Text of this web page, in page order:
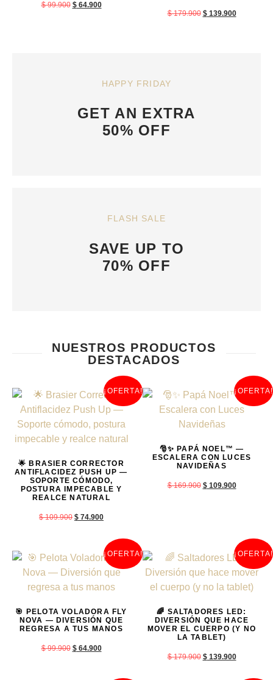
$99.900 $64.900
$179.900 $139.900
HAPPY FRIDAY
GET AN EXTRA
50% OFF
FLASH SALE
SAVE UP TO
70% OFF
NUESTROS PRODUCTOS
DESTACADOS
¡OFERTA!
🌟 BRASIER CORRECTOR
ANTIFLACIDEZ PUSH UP —
SOPORTE CÓMODO,
POSTURA IMPECABLE Y
REALCE NATURAL
$109.900 $ 74.900
¡OFERTA!
🎅✨ PAPÁ NOEL™ —
ESCALERA CON LUCES
NAVIDEÑAS
$169.900 $109.900
¡OFERTA!
🎯 PELOTA VOLADORA FLY
NOVA — DIVERSIÓN QUE
REGRESA A TUS MANOS
$99.900 $64.900
¡OFERTA!
🌈 SALTADORES LED:
DIVERSIÓN QUE HACE
MOVER EL CUERPO (Y NO
LA TABLET)
$179.900 $139.900